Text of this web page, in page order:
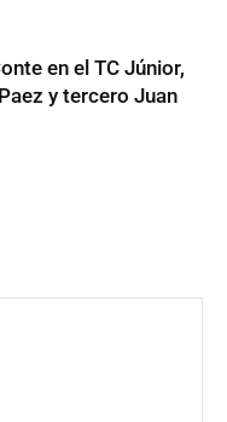
en el TC Júnior,
y tercero Juan